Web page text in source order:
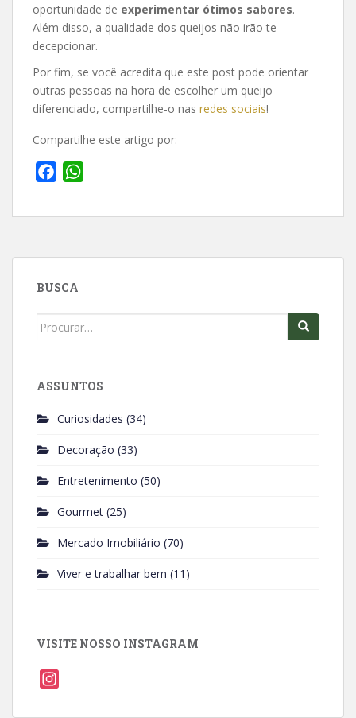
oportunidade de experimentar ótimos sabores.
Além disso, a qualidade dos queijos não irão te
decepcionar.
Por fim, se você acredita que este post pode orientar
outras pessoas na hora de escolher um queijo
diferenciado, compartilhe-o nas redes sociais!
Compartilhe este artigo por:
c
b
o
a
s
BUSCA
Search
ASSUNTOS
Curiosidades (34)
Decoração (33)
Entretenimento (50)
Gourmet (25)
Mercado Imobiliário (70)
Viver e trabalhar bem (11)
VISITE NOSSO INSTAGRAM